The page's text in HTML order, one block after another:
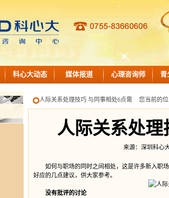
科心大动态 媒体报道 心理咨询师 青
您当前的位
人际关系处理技巧 与同事相处6点需
人际关系处理
来源：深圳科心
如何与职场的同时之间相处，这是许多新入职场
好应的几点建议，供大家参考。
没有批评的讨论